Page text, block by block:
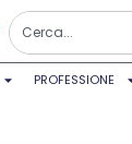
PROFESSIONE